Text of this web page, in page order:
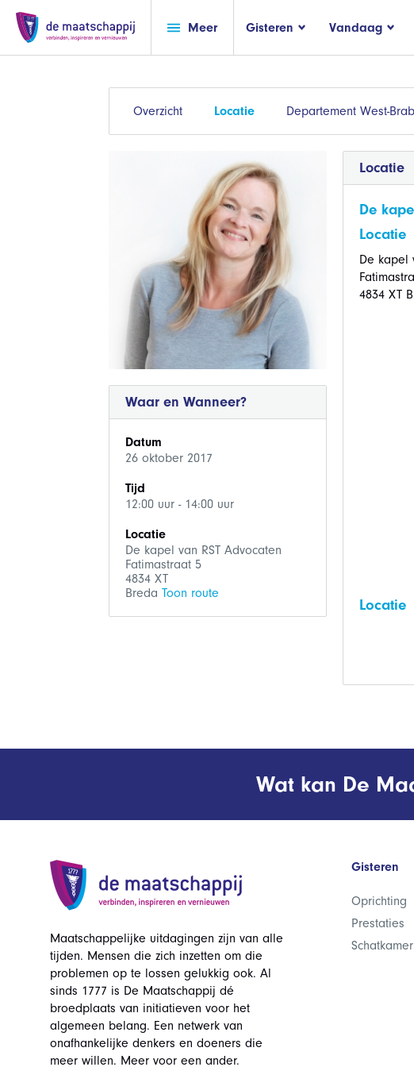
Meer Gisteren Vandaag
Overzicht Locatie Departement West-
Waar en Wanneer?
Datum
26 oktober 2017
Tijd
12:00 uur - 14:00 uur
Locatie
De kapel van RST Advocaten
Fatimastraat 5
4834 XT
Breda Toon route
Locatie
De
Locatie
De kapel
4834 XT
Locatie
Wat kan De
Maatschappelijke uitdagingen zijn van alle
tijden. Mensen die zich inzetten om die
problemen op te lossen gelukkig ook. Al
sinds 1777 is De Maatschappij dé
broedplaats van initiatieven voor het
algemeen belang. Een netwerk van
onafhankelijke denkers en doeners die
meer willen. Meer voor een ander.
Gisteren
Oprichting
Prestaties
Schatkamer